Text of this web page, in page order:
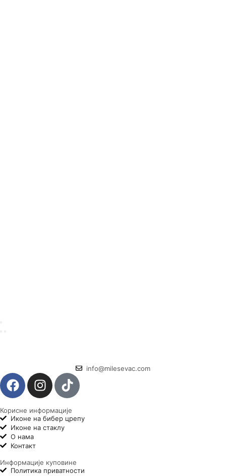
info@milesevac.com
Корисне информације
Иконе на бибер црепу
Иконе на стаклу
О нама
Контакт
Информације куповине
Политика приватности